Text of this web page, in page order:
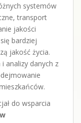
systemów
transport
jakości
bardziej
jakość życia.
analizy danych z
do wsparcia